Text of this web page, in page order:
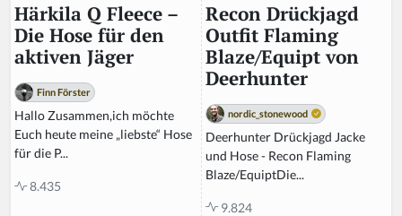
Härkila Q Fleece –
Die Hose für den
aktiven Jäger
Finn Förster
Hallo Zusammen,ich möchte
Euch heute meine „liebste“ Hose
für die P...
8.435
Recon Drückjagd
Outfit Flaming
Blaze/Equipt von
Deerhunter
nordic_stonewood
Deerhunter Drückjagd Jacke
und Hose - Recon Flaming
Blaze/EquiptDie...
9.824